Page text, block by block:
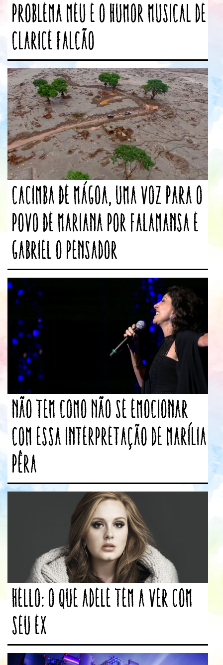
Problema Meu e o humor musical de
Clarice Falcão
Cacimba de Mágoa, uma voz para o
povo de Mariana por Falamansa e
Gabriel O Pensador
Não tem como não se emocionar
com essa interpretação de Marília
Pêra
Hello: o que Adele tem a ver com
seu ex